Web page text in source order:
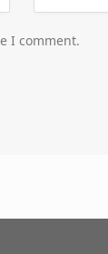
I comment.